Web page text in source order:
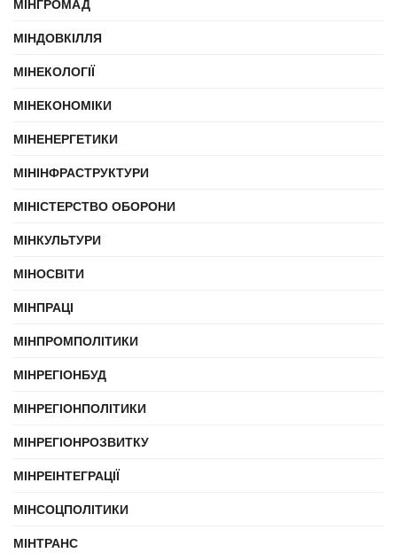
МІНГРОМАД
МІНДОВКІЛЛЯ
МІНЕКОЛОГІЇ
МІНЕКОНОМІКИ
МІНЕНЕРГЕТИКИ
МІНІНФРАСТРУКТУРИ
МІНІСТЕРСТВО ОБОРОНИ
МІНКУЛЬТУРИ
МІНОСВІТИ
МІНПРАЦІ
МІНПРОМПОЛІТИКИ
МІНРЕГІОНБУД
МІНРЕГІОНПОЛІТИКИ
МІНРЕГІОНРОЗВИТКУ
МІНРЕІНТЕГРАЦІЇ
МІНСОЦПОЛІТИКИ
МІНТРАНС